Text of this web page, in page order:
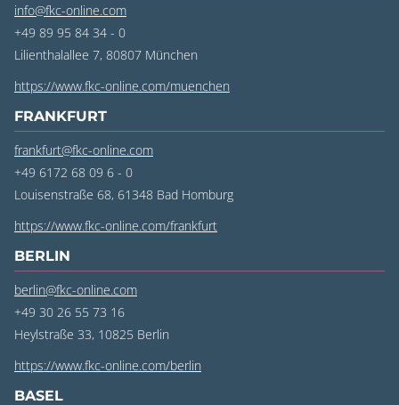
info@fkc-online.com
+49 89 95 84 34 - 0
Lilienthalallee 7, 80807 München
https://www.fkc-online.com/muenchen
FRANKFURT
frankfurt@fkc-online.com
+49 6172 68 09 6 - 0
Louisenstraße 68, 61348 Bad Homburg
https://www.fkc-online.com/frankfurt
BERLIN
berlin@fkc-online.com
+49 30 26 55 73 16
Heylstraße 33, 10825 Berlin
https://www.fkc-online.com/berlin
BASEL